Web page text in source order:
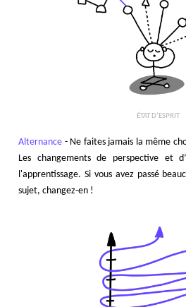
ÉTAT D’ESPRIT
Alternance - Ne faites jamais la même
Les changements de perspective et
l'apprentissage. Si vous avez passé
sujet, changez-en !